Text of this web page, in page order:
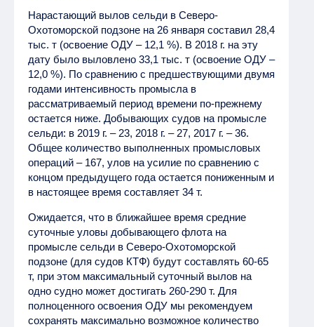
Нарастающий вылов сельди в Северо-
Охотоморской подзоне на 26 января составил 28,4
тыс. т (освоение ОДУ – 12,1 %). В 2018 г. на эту
дату было выловлено 33,1 тыс. т (освоение ОДУ –
12,0 %). По сравнению с предшествующими двумя
годами интенсивность промысла в
рассматриваемый период времени по-прежнему
остается ниже. Добывающих судов на промысле
сельди: в 2019 г. – 23, 2018 г. – 27, 2017 г. – 36.
Общее количество выполненных промысловых
операций – 167, улов на усилие по сравнению с
концом предыдущего года остается пониженным и
в настоящее время составляет 34 т.
Ожидается, что в ближайшее время средние
суточные уловы добывающего флота на
промысле сельди в Северо-Охотоморской
подзоне (для судов КТФ) будут составлять 60-65
т, при этом максимальный суточный вылов на
одно судно может достигать 260-290 т. Для
полноценного освоения ОДУ мы рекомендуем
сохранять максимально возможное количество